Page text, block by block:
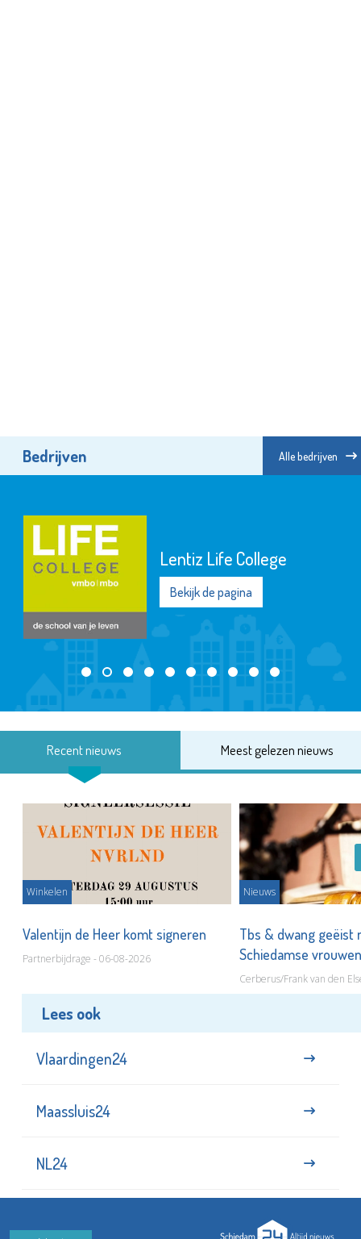
Bedrijven Alle bedrijven
Lentiz Life College
Bekijk de pagina
Recent nieuws Meest gelezen nieuws
Winkelen
Valentijn de Heer komt signeren
Partnerbijdrage - 06-08-2026
Nieuws
Tbs & dwang geëist
Schiedamse
Cerberus/Frank van den
Lees ook
Vlaardingen24
Maassluis24
NL24